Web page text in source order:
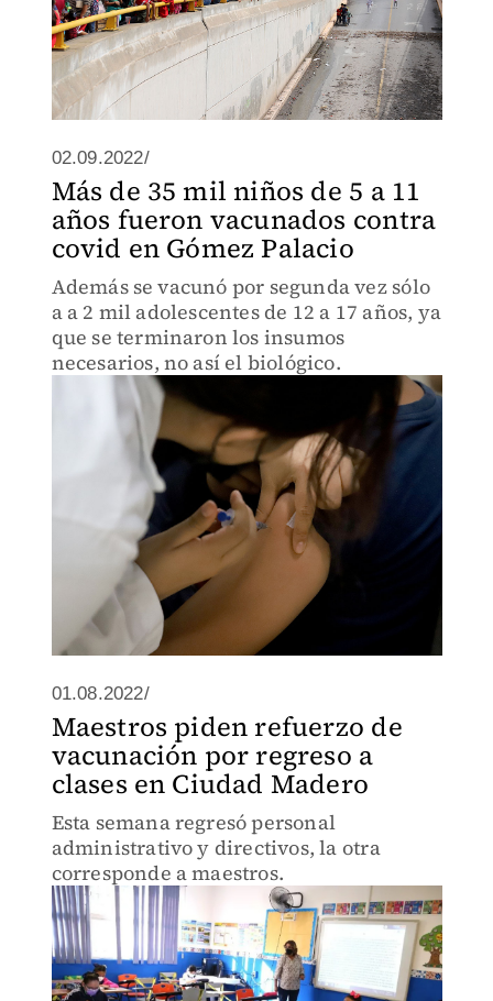
02.09.2022/
Más de 35 mil niños de 5 a 11
años fueron vacunados contra
covid en Gómez Palacio
Además se vacunó por segunda vez sólo
a a 2 mil adolescentes de 12 a 17 años, ya
que se terminaron los insumos
necesarios, no así el biológico.
01.08.2022/
Maestros piden refuerzo de
vacunación por regreso a
clases en Ciudad Madero
Esta semana regresó personal
administrativo y directivos, la otra
corresponde a maestros.